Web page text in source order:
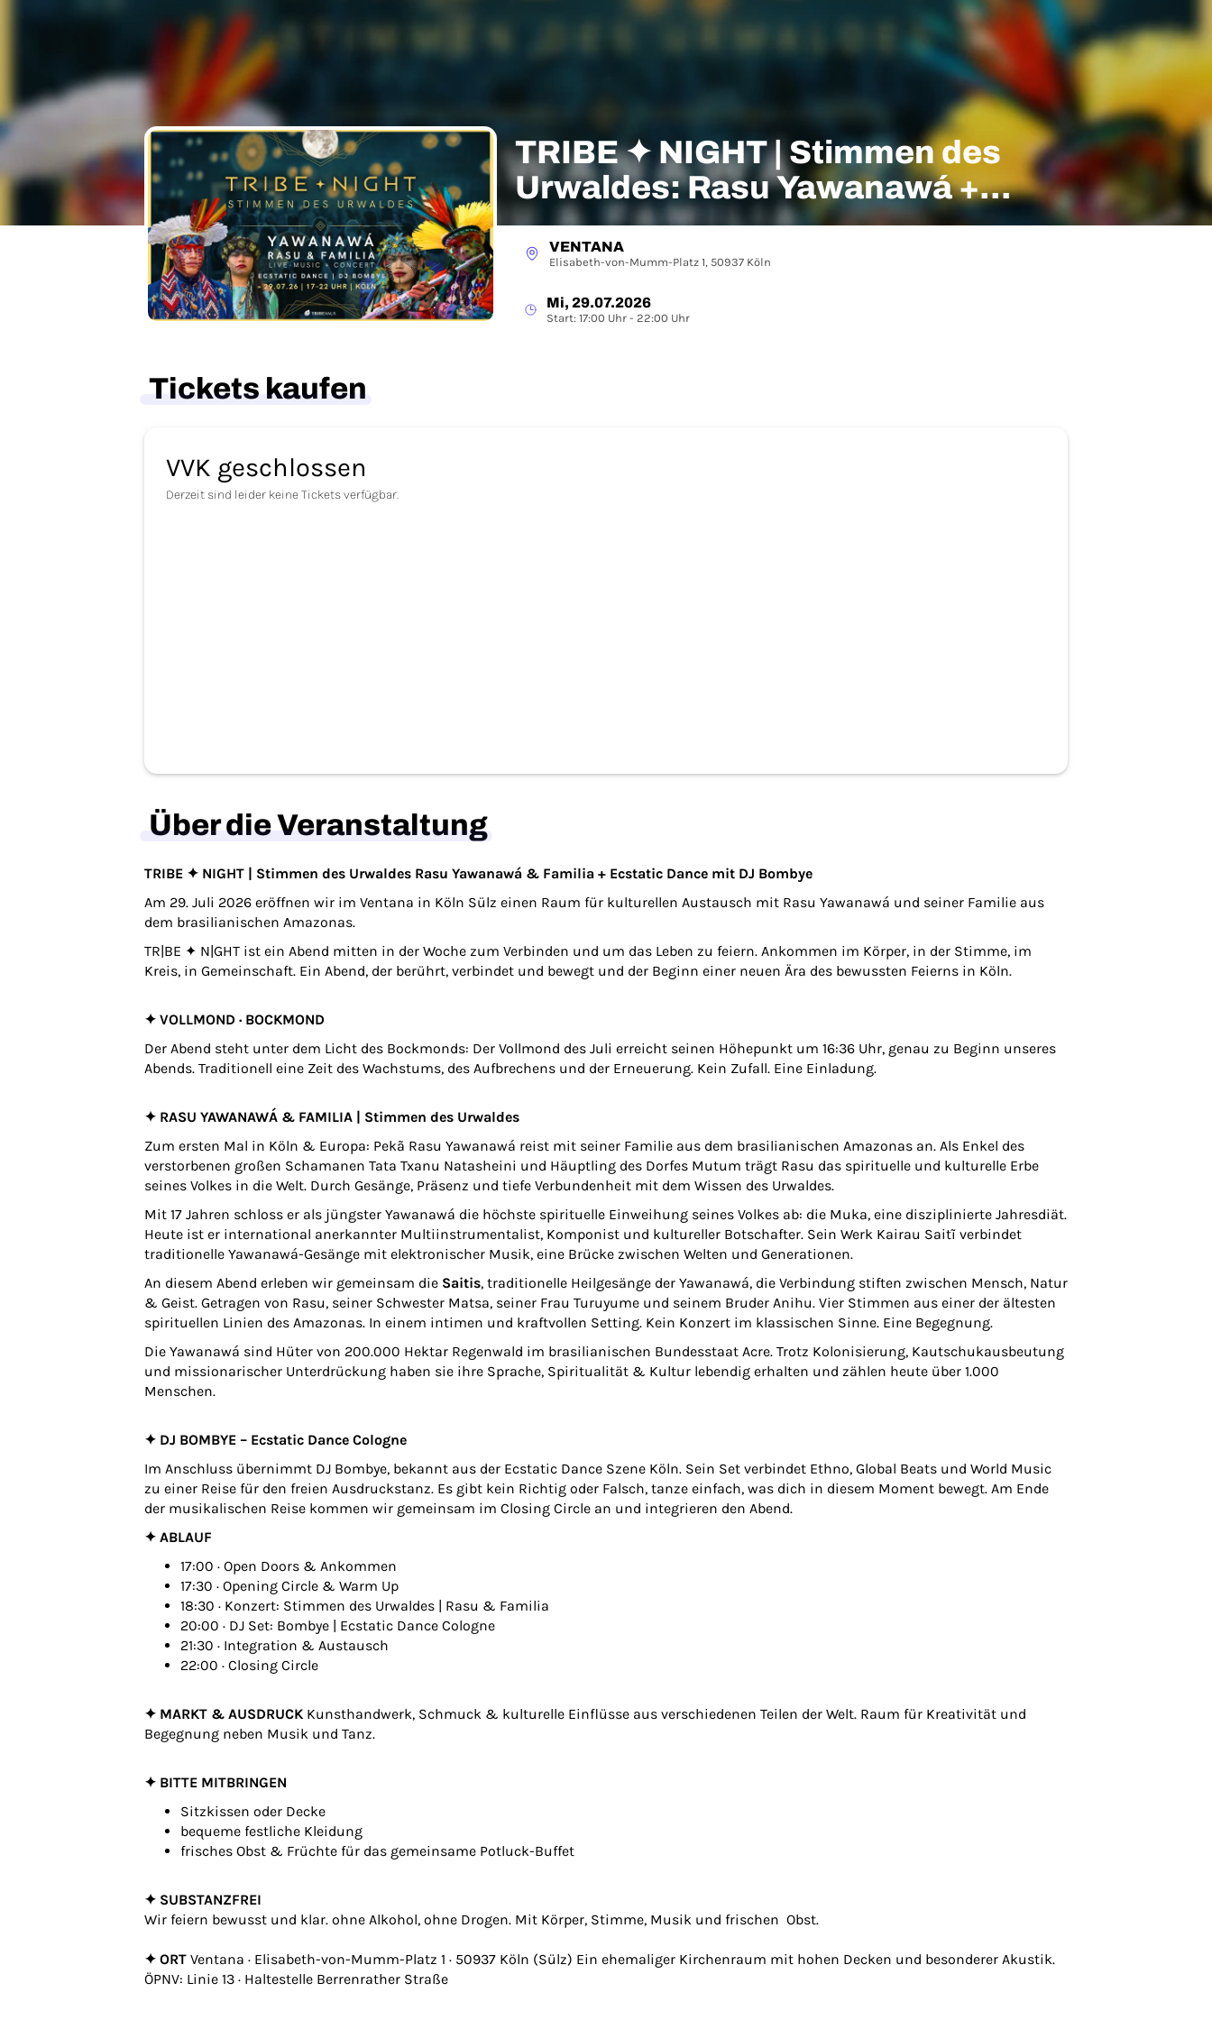
TRIBE ✦ NIGHT | Stimmen des
Urwaldes: Rasu Yawanawá +
Ecstatic Dance
VENTANA
Elisabeth-von-Mumm-Platz 1, 50937 Köln
Mi, 29.07.2026
Start: 17:00 Uhr - 22:00 Uhr
Tickets kaufen
VVK geschlossen
Derzeit sind leider keine Tickets verfügbar.
Über die Veranstaltung
TRIBE ✦ NIGHT | Stimmen des Urwaldes Rasu Yawanawá & Familia + Ecstatic Dance mit DJ Bombye
Am 29. Juli 2026 eröffnen wir im Ventana in Köln Sülz einen Raum für kulturellen Austausch mit Rasu Yawanawá und seiner Familie aus
dem brasilianischen Amazonas.
TR|BE ✦ N|GHT ist ein Abend mitten in der Woche zum Verbinden und um das Leben zu feiern. Ankommen im Körper, in der Stimme, im
Kreis, in Gemeinschaft. Ein Abend, der berührt, verbindet und bewegt und der Beginn einer neuen Ära des bewussten Feierns in Köln.
✦ VOLLMOND · BOCKMOND
Der Abend steht unter dem Licht des Bockmonds: Der Vollmond des Juli erreicht seinen Höhepunkt um 16:36 Uhr, genau zu Beginn unseres
Abends. Traditionell eine Zeit des Wachstums, des Aufbrechens und der Erneuerung. Kein Zufall. Eine Einladung.
✦ RASU YAWANAWÁ & FAMILIA | Stimmen des Urwaldes
Zum ersten Mal in Köln & Europa: Pekã Rasu Yawanawá reist mit seiner Familie aus dem brasilianischen Amazonas an. Als Enkel des
verstorbenen großen Schamanen Tata Txanu Natasheini und Häuptling des Dorfes Mutum trägt Rasu das spirituelle und kulturelle Erbe
seines Volkes in die Welt. Durch Gesänge, Präsenz und tiefe Verbundenheit mit dem Wissen des Urwaldes.
Mit 17 Jahren schloss er als jüngster Yawanawá die höchste spirituelle Einweihung seines Volkes ab: die Muka, eine disziplinierte Jahresdiät.
Heute ist er international anerkannter Multiinstrumentalist, Komponist und kultureller Botschafter. Sein Werk Kairau Saitĩ verbindet
traditionelle Yawanawá-Gesänge mit elektronischer Musik, eine Brücke zwischen Welten und Generationen.
An diesem Abend erleben wir gemeinsam die Saitis, traditionelle Heilgesänge der Yawanawá, die Verbindung stiften zwischen Mensch, Natur
& Geist. Getragen von Rasu, seiner Schwester Matsa, seiner Frau Turuyume und seinem Bruder Anihu. Vier Stimmen aus einer der ältesten
spirituellen Linien des Amazonas. In einem intimen und kraftvollen Setting. Kein Konzert im klassischen Sinne. Eine Begegnung.
Die Yawanawá sind Hüter von 200.000 Hektar Regenwald im brasilianischen Bundesstaat Acre. Trotz Kolonisierung, Kautschukausbeutung
und missionarischer Unterdrückung haben sie ihre Sprache, Spiritualität & Kultur lebendig erhalten und zählen heute über 1.000
Menschen.
✦ DJ BOMBYE – Ecstatic Dance Cologne
Im Anschluss übernimmt DJ Bombye, bekannt aus der Ecstatic Dance Szene Köln. Sein Set verbindet Ethno, Global Beats und World Music
zu einer Reise für den freien Ausdruckstanz. Es gibt kein Richtig oder Falsch, tanze einfach, was dich in diesem Moment bewegt. Am Ende
der musikalischen Reise kommen wir gemeinsam im Closing Circle an und integrieren den Abend.
✦ ABLAUF
17:00 · Open Doors & Ankommen
17:30 · Opening Circle & Warm Up
18:30 · Konzert: Stimmen des Urwaldes | Rasu & Familia
20:00 · DJ Set: Bombye | Ecstatic Dance Cologne
21:30 · Integration & Austausch
22:00 · Closing Circle
✦ MARKT & AUSDRUCK Kunsthandwerk, Schmuck & kulturelle Einflüsse aus verschiedenen Teilen der Welt. Raum für Kreativität und
Begegnung neben Musik und Tanz.
✦ BITTE MITBRINGEN
Sitzkissen oder Decke
bequeme festliche Kleidung
frisches Obst & Früchte für das gemeinsame Potluck-Buffet
✦ SUBSTANZFREI
Wir feiern bewusst und klar. ohne Alkohol, ohne Drogen. Mit Körper, Stimme, Musik und frischen Obst.
✦ ORT Ventana · Elisabeth-von-Mumm-Platz 1 · 50937 Köln (Sülz) Ein ehemaliger Kirchenraum mit hohen Decken und besonderer Akustik.
ÖPNV: Linie 13 · Haltestelle Berrenrather Straße